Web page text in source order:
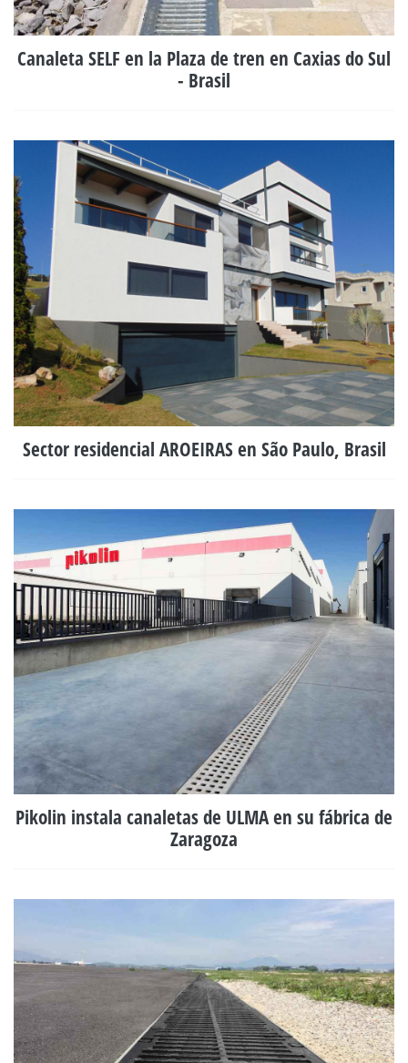
Canaleta SELF en la Plaza de tren en Caxias do Sul
- Brasil
Sector residencial AROEIRAS en São Paulo, Brasil
Pikolin instala canaletas de ULMA en su fábrica de
Zaragoza